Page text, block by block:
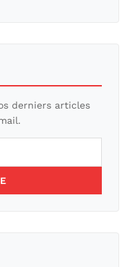
derniers articles